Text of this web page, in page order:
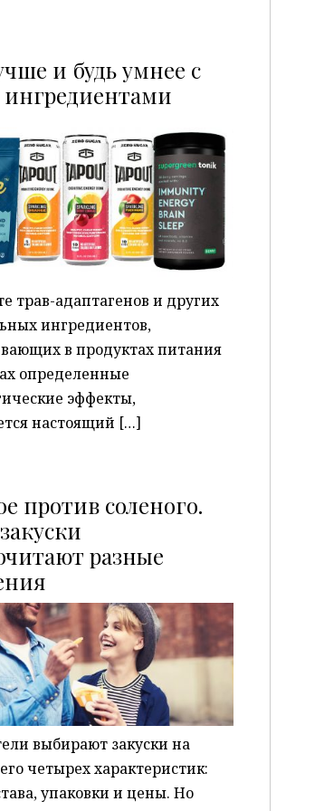
и будь умнее с
P
трав-адаптагенов и других
ингредиентов,
в продуктах питания
определенные
эффекты,
настоящий […]
против соленого.
разные
P
выбирают закуски на
четырех характеристик:
упаковки и цены. Но